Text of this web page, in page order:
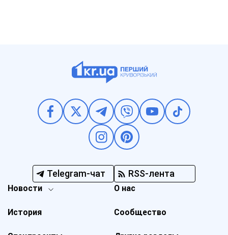
Telegram-чат RSS-лента
Новости
История
О нас
Сообщество